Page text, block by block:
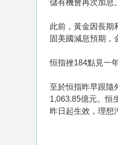
儲有機會再次加息
此前，黃金因長期
固美國減息預期，
恒指挫184點見一
至於恒指昨早跟隨
1,063.85億元。恒
昨日起生效，理想